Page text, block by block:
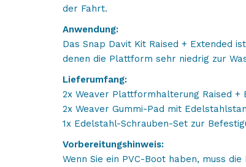
der Fahrt.
Anwendung:
Das Snap Davit Kit Raised + Extended
denen die Plattform sehr niedrig zur
Lieferumfang:
2x Weaver Plattformhalterung Raised +
2x Weaver Gummi-Pad mit
1x Edelstahl-Schrauben-Set zur
Vorbereitungshinweis:
Wenn Sie ein PVC-Boot haben, muss